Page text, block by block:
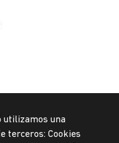
utilizamos una
terceros: Cookies